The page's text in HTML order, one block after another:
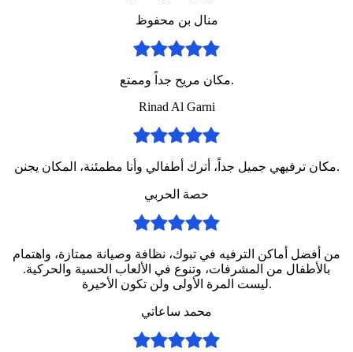
منال بن محفوظ
مكان مريح جداً وممتع.
Rinad Al Garni
مكان ترفيهي جميل جداً، أترك أطفالي وأنا مطمئنة، المكان يجنن.
حصة الحربي
من أفضل أماكن الترفيه في تبوك، نظافة وصيانة ممتازة، واهتمام
بالأطفال من المشرفات، وتنوع في الألعاب الحسية والحركية.
ليست المرة الأولى ولن تكون الأخيرة.
محمد ساعاتي